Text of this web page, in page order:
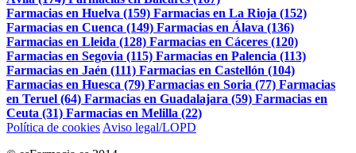
Farmacias en Huelva (159) Farmacias en La Rioja (152)
Farmacias en Cuenca (149) Farmacias en Álava (136)
Farmacias en Lleida (128) Farmacias en Cáceres (120)
Farmacias en Segovia (115) Farmacias en Palencia (113)
Farmacias en Jaén (111) Farmacias en Castellón (104)
Farmacias en Huesca (79) Farmacias en Soria (77) Farmacias
en Teruel (64) Farmacias en Guadalajara (59) Farmacias en
Ceuta (31) Farmacias en Melilla (22)
Política de cookies Aviso legal/LOPD